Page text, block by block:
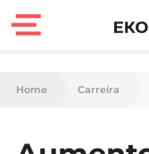
Finanças
Home Carreira